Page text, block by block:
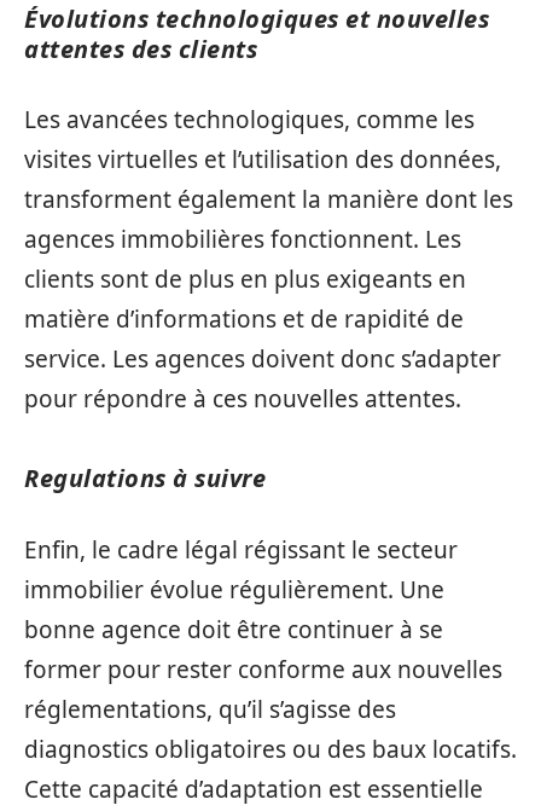
Évolutions technologiques et nouvelles
attentes des clients
Les avancées technologiques, comme les
visites virtuelles et l’utilisation des données,
transforment également la manière dont les
agences immobilières fonctionnent. Les
clients sont de plus en plus exigeants en
matière d’informations et de rapidité de
service. Les agences doivent donc s’adapter
pour répondre à ces nouvelles attentes.
Regulations à suivre
Enfin, le cadre légal régissant le secteur
immobilier évolue régulièrement. Une
bonne agence doit être continuer à se
former pour rester conforme aux nouvelles
réglementations, qu’il s’agisse des
diagnostics obligatoires ou des baux locatifs.
Cette capacité d’adaptation est essentielle